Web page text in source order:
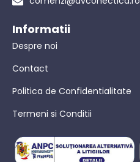
Informatii
Despre noi
Contact
Politica de Confidentialitate
Termeni si Conditii